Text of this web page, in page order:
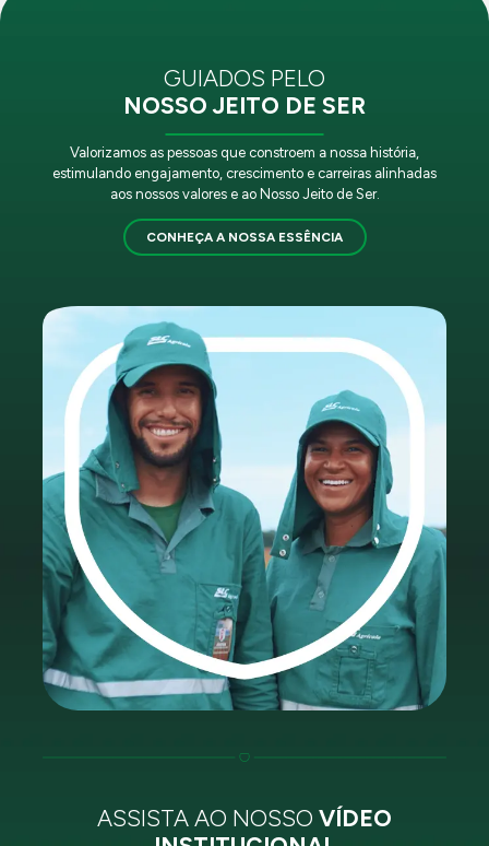
GUIADOS PELO
NOSSO JEITO DE SER
Valorizamos as pessoas que constroem a nossa história,
estimulando engajamento, crescimento e carreiras alinhadas
aos nossos valores e ao Nosso Jeito de Ser.
CONHEÇA A NOSSA ESSÊNCIA
ASSISTA AO NOSSO VÍDEO